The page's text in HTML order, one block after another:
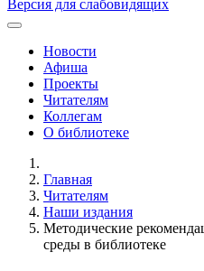
Версия для слабовидящих
Новости
Афиша
Проекты
Читателям
Коллегам
О библиотеке
Главная
Читателям
Наши издания
Методические
среды в библиотеке